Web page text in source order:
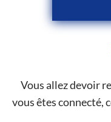
Vous allez devoir
vous êtes connecté,